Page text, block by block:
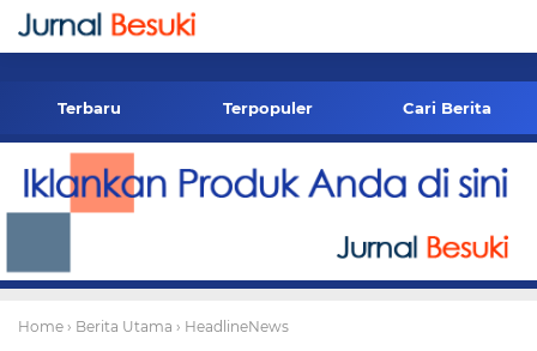
-->
Terbaru Terpopuler Cari Berita
Home › Berita Utama › HeadlineNews